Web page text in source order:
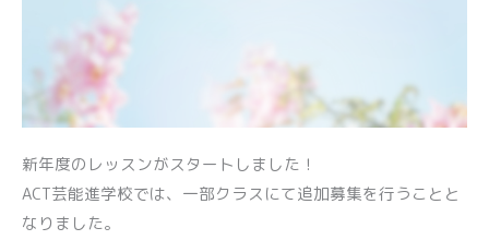
新年度のレッスンがスタートしました！
ACT芸能進学校では、一部クラスにて追加募集を行うことと
なりました。